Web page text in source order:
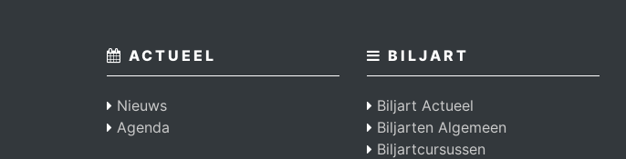
ACTUEEL
Nieuws
Agenda
BILJART
Biljart Actueel
Biljarten Algemeen
Biljartcursussen